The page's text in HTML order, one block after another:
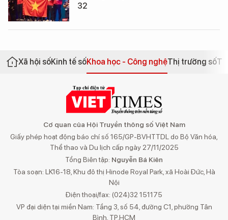
32
Xã hội sốKinh tế sốKhoa học - Công nghệThị trường số
Cơ quan của Hội Truyền thông số Việt Nam
Giấy phép hoạt động báo chí số 165/GP-BVHTTDL do Bộ Văn hóa,
Thể thao và Du lịch cấp ngày 27/11/2025
Tổng Biên tập: Nguyễn Bá Kiên
Tòa soạn: LK16-18, Khu đô thị Hinode Royal Park, xã Hoài Đức, Hà
Nội
Điện thoại/fax: (024)32 151175
VP đại diện tại miền Nam: Tầng 3, số 54, đường C1, phường Tân
Bình, TP.HCM